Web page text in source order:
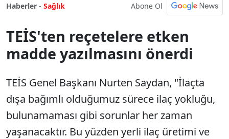
Haberler - Sağlık Abone Ol
TEİS'ten reçetelere etken
madde yazılmasını önerdi
TEİS Genel Başkanı Nurten Saydan, "İlaçta
dışa bağımlı olduğumuz sürece ilaç yokluğu,
bulunamaması gibi sorunlar her zaman
yaşanacaktır. Bu yüzden yerli ilaç üretimi ve